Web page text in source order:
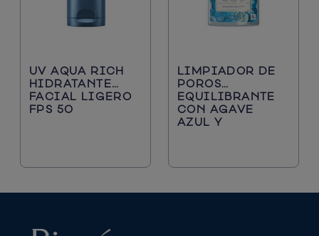
UV AQUA RICH
HIDRATANTE
FACIAL LIGERO
FPS 50
LIMPIADOR DE
POROS
EQUILIBRANTE
CON AGAVE
AZUL Y